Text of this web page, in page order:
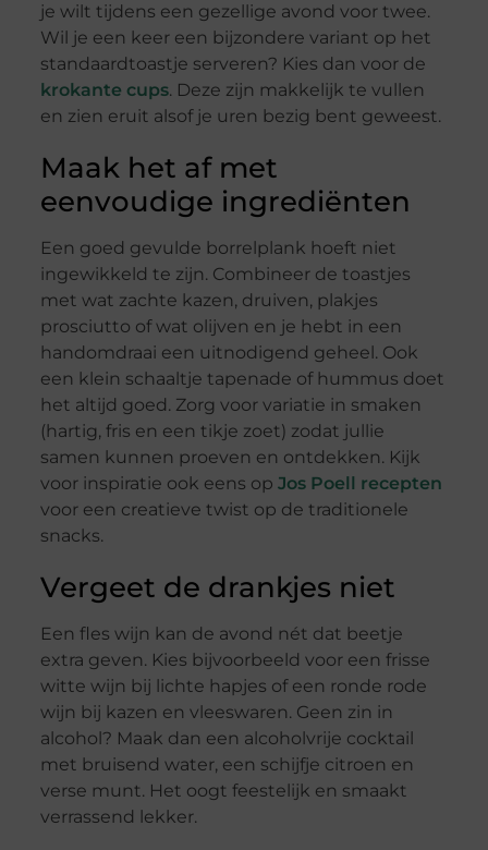
je wilt tijdens een gezellige avond voor twee.
Wil je een keer een bijzondere variant op het
standaardtoastje serveren? Kies dan voor de
krokante cups. Deze zijn makkelijk te vullen
en zien eruit alsof je uren bezig bent geweest.
Maak het af met
eenvoudige ingrediënten
Een goed gevulde borrelplank hoeft niet
ingewikkeld te zijn. Combineer de toastjes
met wat zachte kazen, druiven, plakjes
prosciutto of wat olijven en je hebt in een
handomdraai een uitnodigend geheel. Ook
een klein schaaltje tapenade of hummus doet
het altijd goed. Zorg voor variatie in smaken
(hartig, fris en een tikje zoet) zodat jullie
samen kunnen proeven en ontdekken. Kijk
voor inspiratie ook eens op Jos Poell recepten
voor een creatieve twist op de traditionele
snacks.
Vergeet de drankjes niet
Een fles wijn kan de avond nét dat beetje
extra geven. Kies bijvoorbeeld voor een frisse
witte wijn bij lichte hapjes of een ronde rode
wijn bij kazen en vleeswaren. Geen zin in
alcohol? Maak dan een alcoholvrije cocktail
met bruisend water, een schijfje citroen en
verse munt. Het oogt feestelijk en smaakt
verrassend lekker.